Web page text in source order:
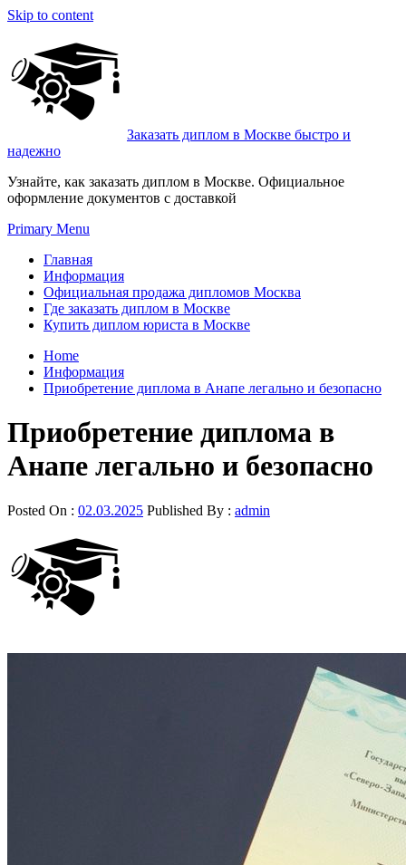
Skip to content
Заказать диплом в Москве быстро и
надежно
Узнайте, как заказать диплом в Москве. Официальное
оформление документов с доставкой
Primary Menu
Главная
Информация
Официальная продажа дипломов Москва
Где заказать диплом в Москве
Купить диплом юриста в Москве
Home
Информация
Приобретение диплома в Анапе легально и безопасно
Приобретение диплома в
Анапе легально и безопасно
Posted On : 02.03.2025 Published By : admin